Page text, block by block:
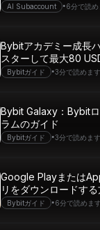
AI Subaccount •6分で読め
Bybitガイド •3分で読めます
Bybitアカデミー成長
スターして最大80
Bybitガイド •3分で読めます
Bybit Galaxy：Bybit
ラムのガイド
Bybitガイド •6分で読めま
Google Playまたは
リをダウンロードす